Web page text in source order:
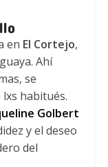
en El Cortejo,
Ahí
se
habitués.
Golbert
y el deseo
del